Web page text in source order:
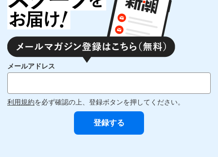
メールアドレス
利用規約を必ず確認の上、登録ボタンを押してください。